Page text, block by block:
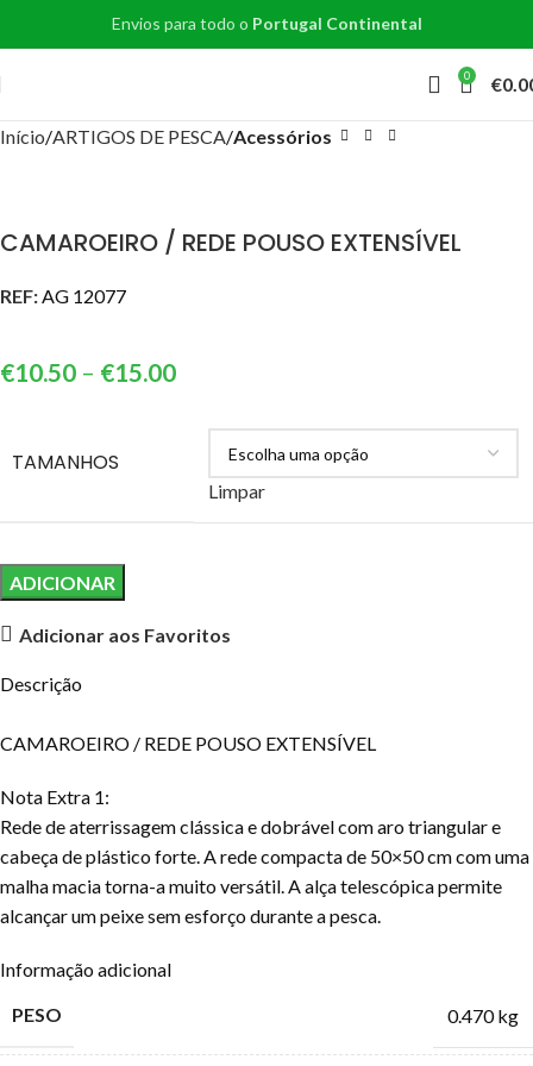
Envios para todo o Portugal Continental
0 €
Início ARTIGOS DE PESCA Acessórios
CAMAROEIRO / REDE POUSO EXTENSÍVEL
REF:AG 12077
€10.50 – €15.00
TAMANHOS
Limpar
ADICIONAR
Adicionar aos Favoritos
Descrição
CAMAROEIRO / REDE POUSO EXTENSÍVEL
Nota Extra 1:
Rede de aterrissagem clássica e dobrável com aro triangular e
cabeça de plástico forte. A rede compacta de 50×50 cm com uma
malha macia torna-a muito versátil. A alça telescópica permite
alcançar um peixe sem esforço durante a pesca.
Informação adicional
PESO
0.470 kg